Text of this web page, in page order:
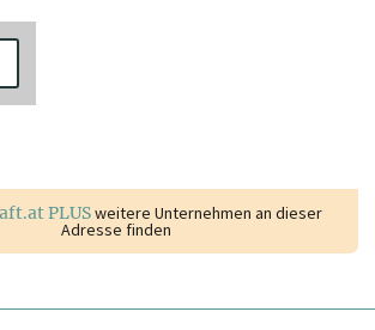
PLUSweitere Unternehmen an dieser
Adresse finden